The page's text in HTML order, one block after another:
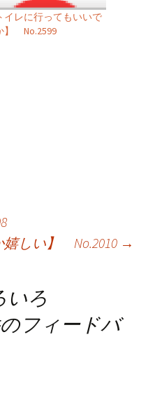
イレに行ってもいいで
】 No.2599
嬉しい】 No.2010 →
いろ
フィードバ